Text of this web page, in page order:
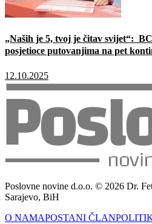
„Naših je 5, tvoj je čitav svijet“:
posjetioce putovanjima na pet
12.10.2025
Poslovne novine d.o.o. © 2026 Dr.
Sarajevo, BiH
O NAMAPOSTANI ČLAN